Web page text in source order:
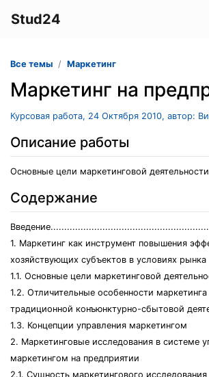
Stud24
Все темы Маркетинг
Маркетинг на
Курсовая работа, 24 Октября 2010, автор:
Описание работы
Основные цели маркетинговой деятельности
Содержание
1. Маркетинг как инструмент повышения
хозяйствующих субъектов в условиях рынка
1.1. Основные цели маркетинговой
1.2. Отличительные особенности
традиционной конъюнктурно-сбытовой
1.3. Концепции управления маркетингом
2. Маркетинговые исследования в системе
маркетингом на предприятии
2.1. Сущность маркетингового исследования